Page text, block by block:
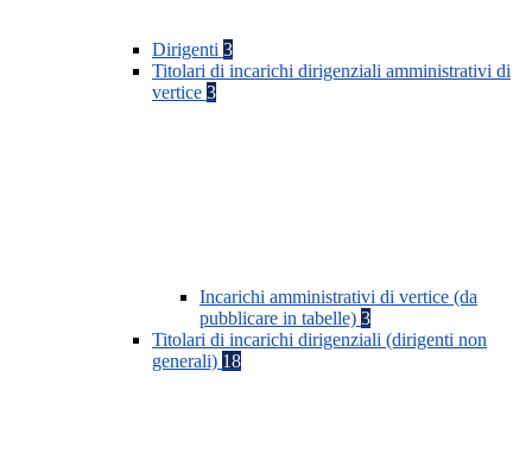
Dirigenti 3
Titolari di incarichi dirigenziali amministrativi di
vertice 3
Incarichi amministrativi di vertice (da
pubblicare in tabelle) 3
Titolari di incarichi dirigenziali (dirigenti non
generali) 18